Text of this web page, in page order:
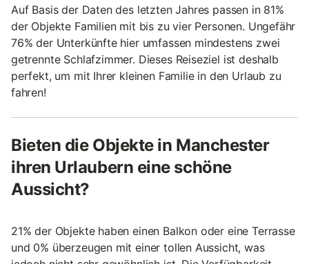
Auf Basis der Daten des letzten Jahres passen in 81%
der Objekte Familien mit bis zu vier Personen. Ungefähr
76% der Unterkünfte hier umfassen mindestens zwei
getrennte Schlafzimmer. Dieses Reiseziel ist deshalb
perfekt, um mit Ihrer kleinen Familie in den Urlaub zu
fahren!
Bieten die Objekte in Manchester
ihren Urlaubern eine schöne
Aussicht?
21% der Objekte haben einen Balkon oder eine Terrasse
und 0% überzeugen mit einer tollen Aussicht, was